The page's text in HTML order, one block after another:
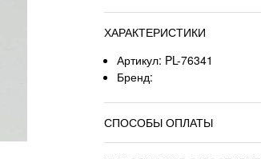
ХАРАКТЕРИСТИКИ
Артикул: PL-76341
Бренд:
СПОСОБЫ ОПЛАТЫ